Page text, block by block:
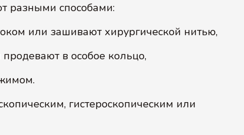
разными способами:
или зашивают хирургической нитью,
в особое кольцо,
гистероскопическим или